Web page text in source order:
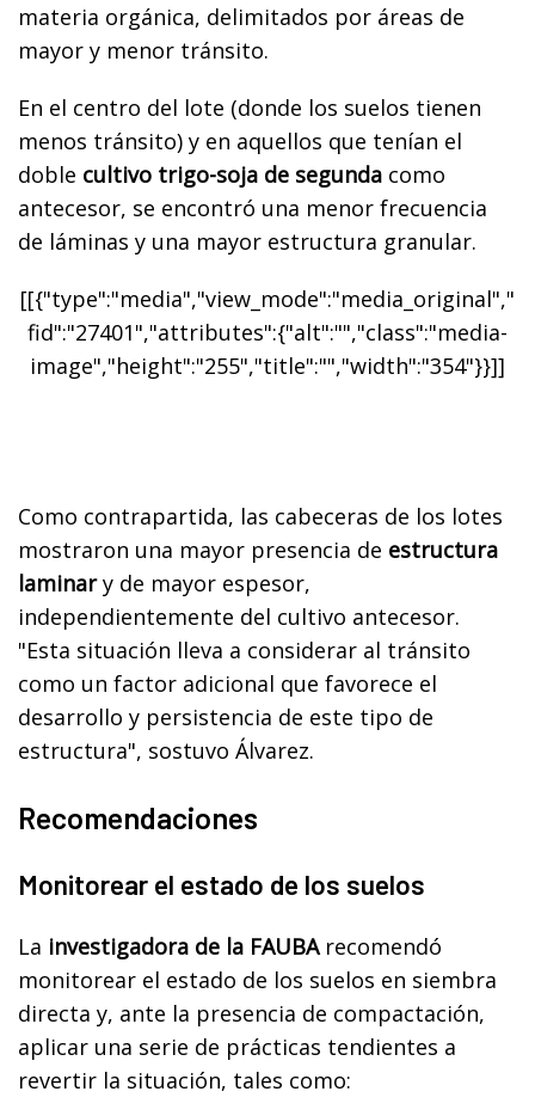
materia orgánica, delimitados por áreas de
mayor y menor tránsito.
En el centro del lote (donde los suelos tienen
menos tránsito) y en aquellos que tenían el
doble cultivo trigo-soja de segunda como
antecesor, se encontró una menor frecuencia
de láminas y una mayor estructura granular.
[[{"type":"media","view_mode":"media_original","
fid":"27401","attributes":{"alt":"","class":"media-
image","height":"255","title":"","width":"354"}}]]
Como contrapartida, las cabeceras de los lotes
mostraron una mayor presencia de estructura
laminary de mayor espesor,
independientemente del cultivo antecesor.
"Esta situación lleva a considerar al tránsito
como un factor adicional que favorece el
desarrollo y persistencia de este tipo de
estructura", sostuvo Álvarez.
Recomendaciones
Monitorear el estado de los suelos
La investigadora de la FAUBArecomendó
monitorear el estado de los suelos en siembra
directa y, ante la presencia de compactación,
aplicar una serie de prácticas tendientes a
revertir la situación, tales como: